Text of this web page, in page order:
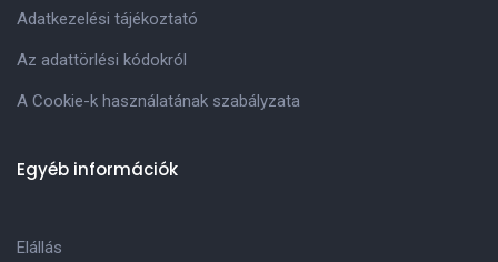
Adatkezelési tájékoztató
Az adattörlési kódokról
A Cookie-k használatának szabályzata
Egyéb információk
Elállás